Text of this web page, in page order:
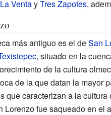
La VentayTres Zapotes,
más antiguo es el deSan
, situado en la
de la cultura
de la que datan la mayor
que caracterizan a la
Lorenzo fue saqueado en el